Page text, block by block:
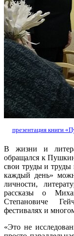
презентация книги
В жизни и
обращался к
свои труды и труды
каждый день»
личности,
рассказы о
Степановиче
фестивалях и
«Это не